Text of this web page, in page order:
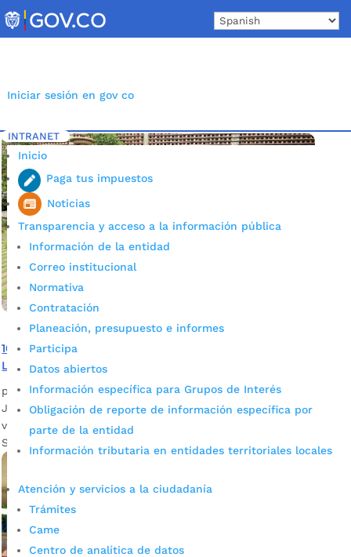
to
content
Iniciar sesión en gov co
INTRANET
Inicio
Paga tus impuestos
Noticias
Transparencia y acceso a la información pública
Información de la entidad
Correo institucional
Normativa
Contratación
Planeación, presupuesto e informes
Participa
Datos abiertos
Información específica para Grupos de Interés
Obligación de reporte de información específica por
parte de la entidad
Información tributaria en entidades territoriales locales
Atención y servicios a la ciudadanía
Trámites
Came
Centro de analítica de datos
Inicio 5 Etiqueta: Turismo
10 empresarios extranjeros del turismo ‘ponen los ojos’ en
La Bonita
por admin_prensa|Feb 25, 2025|Noticias
Junto al Instituto Municipal de Cultura y Turismo, vivirán un
viaje de familiarización en La Bonita y otros municipios de
Santander.